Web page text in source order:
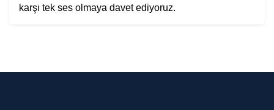
karşı tek ses olmaya davet ediyoruz.